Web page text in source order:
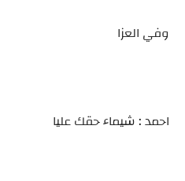
وفي العزا
احمد : شيماء حقك عليا